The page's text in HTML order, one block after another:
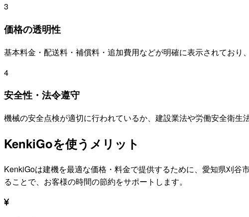
3
価格の透明性
基本料金・配送料・補償料・追加費用などが明確に表示されており
4
安全性・法令遵守
機械の安全点検が適切に行われているか、建設業法や労働安全衛生
KenkiGoを使うメリット
KenkiGoは建機を最適な価格・料金で提供するために、 愛知県刈谷
ることで、お客様の時間の節約をサポートします。